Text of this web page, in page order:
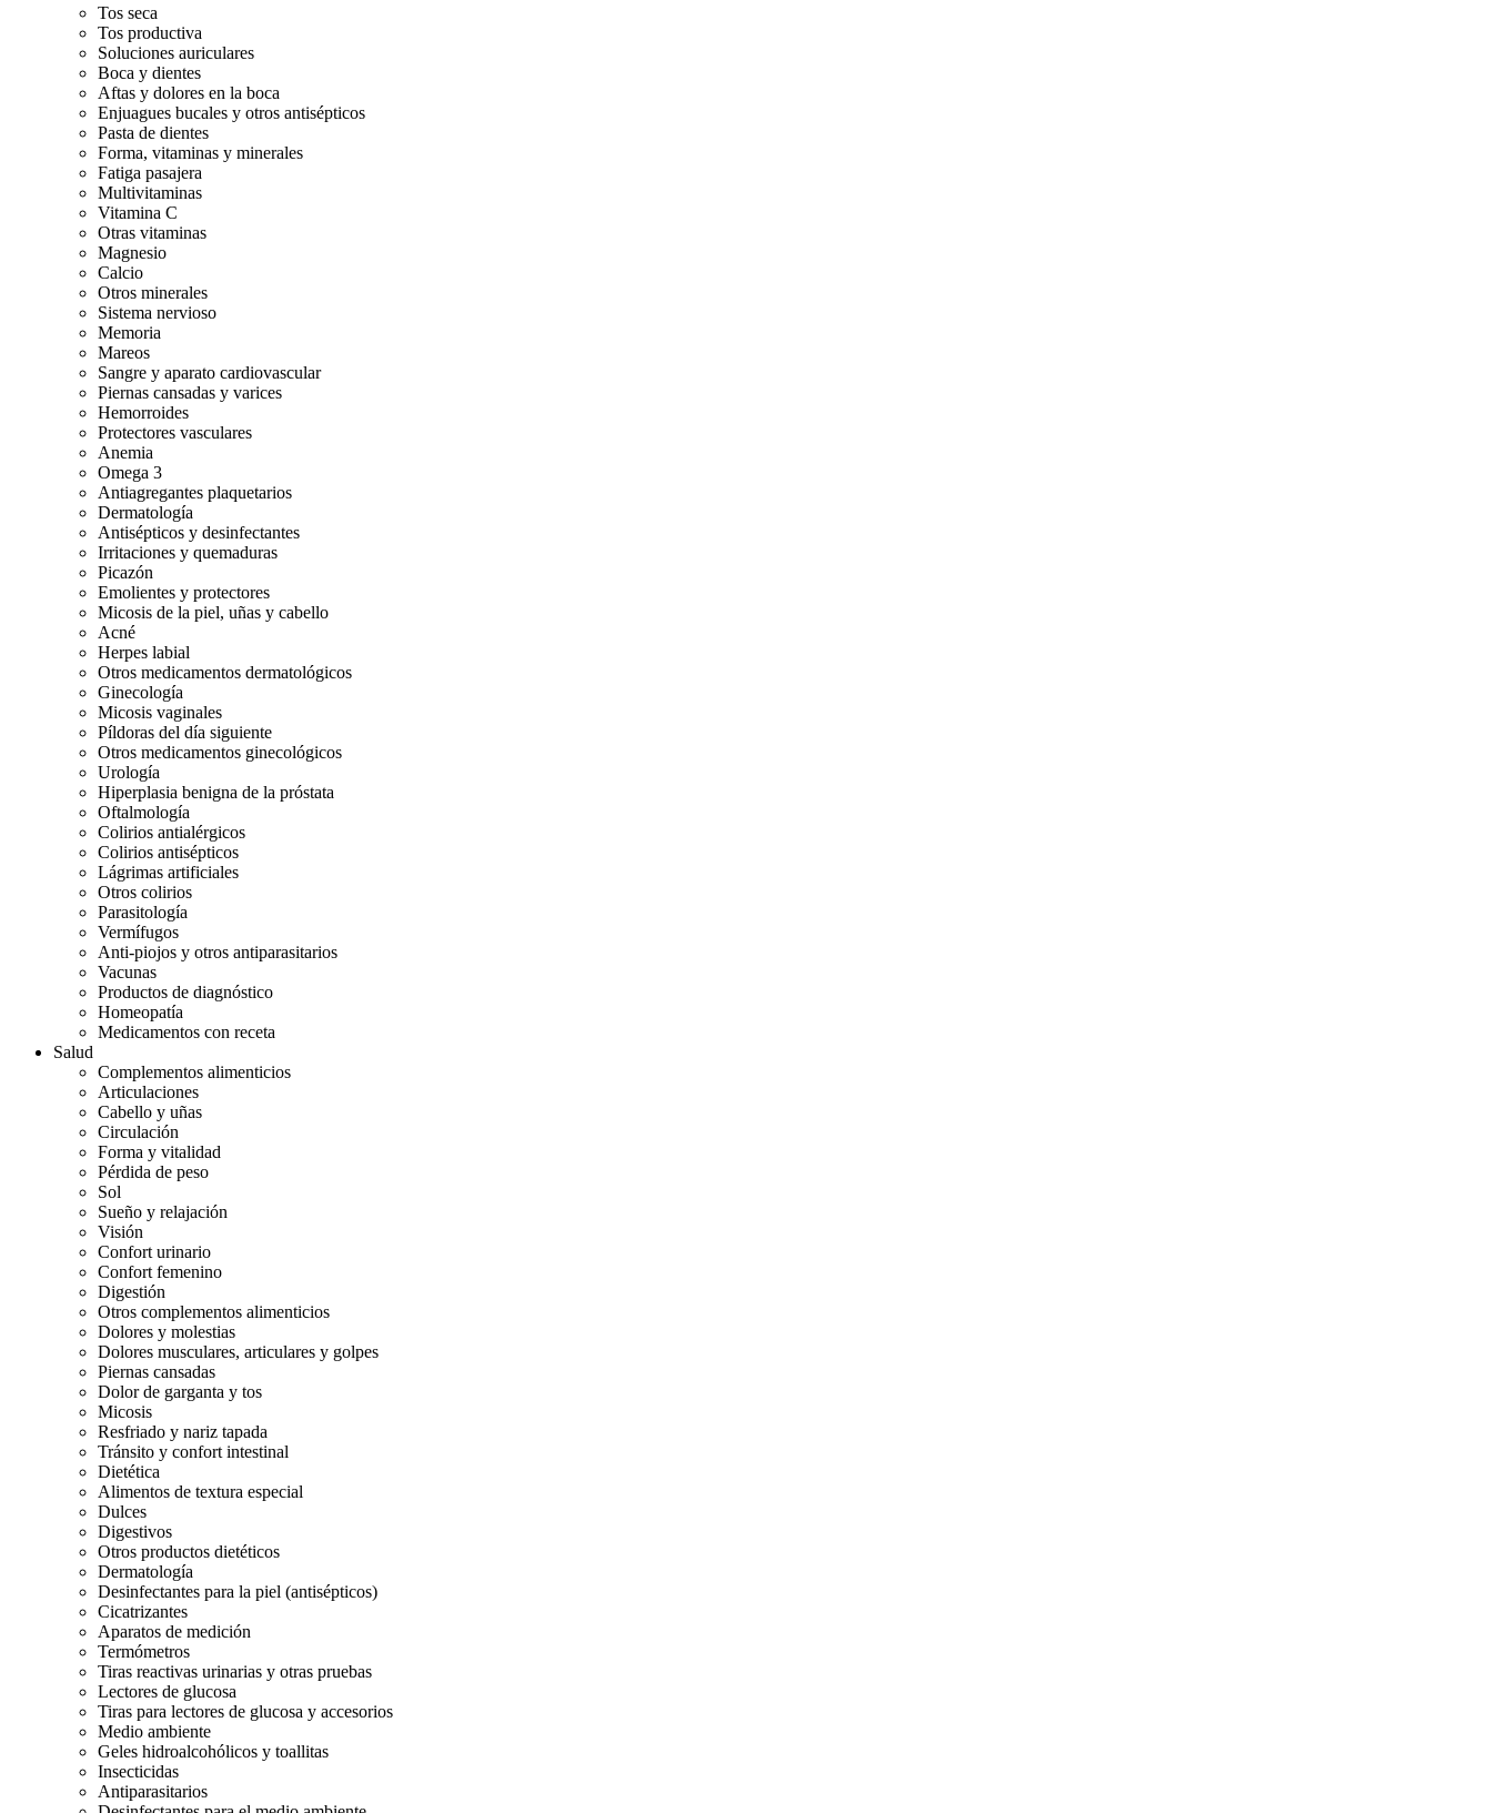
Tos seca
Tos productiva
Soluciones auriculares
Boca y dientes
Aftas y dolores en la boca
Enjuagues bucales y otros antisépticos
Pasta de dientes
Forma, vitaminas y minerales
Fatiga pasajera
Multivitaminas
Vitamina C
Otras vitaminas
Magnesio
Calcio
Otros minerales
Sistema nervioso
Memoria
Mareos
Sangre y aparato cardiovascular
Piernas cansadas y varices
Hemorroides
Protectores vasculares
Anemia
Omega 3
Antiagregantes plaquetarios
Dermatología
Antisépticos y desinfectantes
Irritaciones y quemaduras
Picazón
Emolientes y protectores
Micosis de la piel, uñas y cabello
Acné
Herpes labial
Otros medicamentos dermatológicos
Ginecología
Micosis vaginales
Píldoras del día siguiente
Otros medicamentos ginecológicos
Urología
Hiperplasia benigna de la próstata
Oftalmología
Colirios antialérgicos
Colirios antisépticos
Lágrimas artificiales
Otros colirios
Parasitología
Vermífugos
Anti-piojos y otros antiparasitarios
Vacunas
Productos de diagnóstico
Homeopatía
Medicamentos con receta
Salud
Complementos alimenticios
Articulaciones
Cabello y uñas
Circulación
Forma y vitalidad
Pérdida de peso
Sol
Sueño y relajación
Visión
Confort urinario
Confort femenino
Digestión
Otros complementos alimenticios
Dolores y molestias
Dolores musculares, articulares y golpes
Piernas cansadas
Dolor de garganta y tos
Micosis
Resfriado y nariz tapada
Tránsito y confort intestinal
Dietética
Alimentos de textura especial
Dulces
Digestivos
Otros productos dietéticos
Dermatología
Desinfectantes para la piel (antisépticos)
Cicatrizantes
Aparatos de medición
Termómetros
Tiras reactivas urinarias y otras pruebas
Lectores de glucosa
Tiras para lectores de glucosa y accesorios
Medio ambiente
Geles hidroalcohólicos y toallitas
Insecticidas
Antiparasitarios